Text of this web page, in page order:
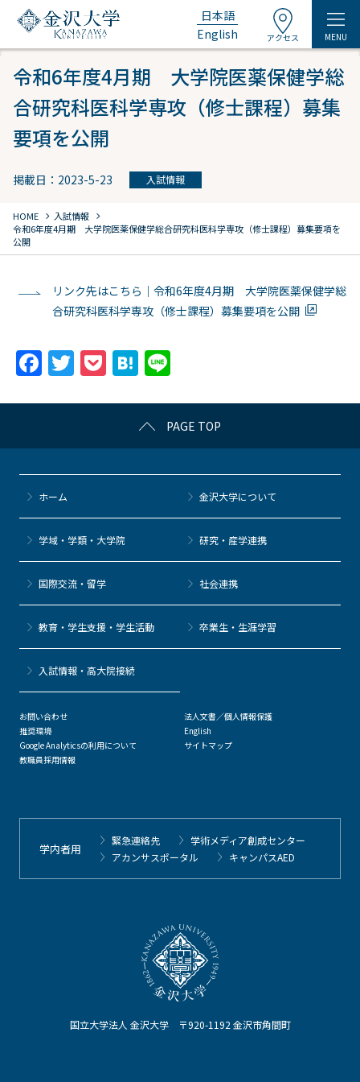
日本語
English
アクセス MENU
令和6年度4月期 大学院医薬保健学総
合研究科医科学専攻（修士課程）募集
要項を公開
掲載日：2023-5-23 入試情報
HOME chevron_right 入試情報 chevron_right
令和6年度4月期 大学院医薬保健学総合研究科医科学専攻（修士課程）募集要項を
公開
リンク先はこちら｜令和6年度4月期 大学院医薬保健学総
合研究科医科学専攻（修士課程）募集要項を公開
F
c
e
b
o
o
k
T
itt
er
P
c
k
et
H
e
n
a
e
PAGE TOP
国立大学法人 金沢大学 〒920-1192 金沢市角間町
ホーム 金沢大学について
学域・学類・大学院 研究・産学連携
国際交流・留学 社会連携
教育・学生支援・学生活動 卒業生・生涯学習
⼊試情報・高大院接続
お問い合わせ
推奨環境
Google Analyticsの利用について
教職員採用情報
法人文書／個人情報保護
English
サイトマップ
学内者用
緊急連絡先
学術メディア創成センター
アカンサスポータル
キャンパスAED